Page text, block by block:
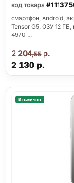
код товара
смартфон, Android,
Tensor G5, ОЗУ 12
4970 …
2 130 р.
2 204,55р.
В наличии